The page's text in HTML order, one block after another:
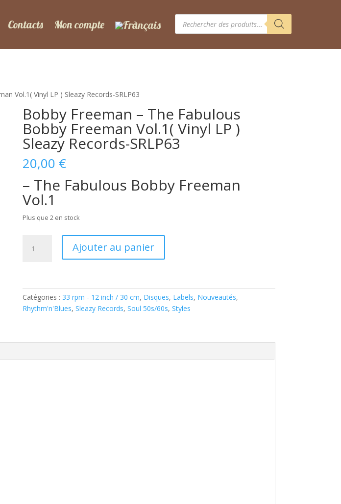
Contacts Mon compte
Recherche
produits
Vol.1( Vinyl LP ) Sleazy Records-SRLP63
Bobby Freeman – The Fabulous
Bobby Freeman Vol.1( Vinyl LP )
Sleazy Records-SRLP63
20,00 €
– The Fabulous Bobby Freeman
Vol.1
Plus que 2 en stock
The
Fabulous
Vol.1(
Ajouter au panier
Catégories : 33 rpm - 12 inch / 30 cm, Disques, Labels, Nouveautés,
Rhythm'n'Blues, Sleazy Records, Soul 50s/60s, Styles